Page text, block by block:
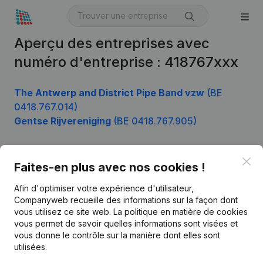
Aperçu des entreprises avec
numéro d'entreprise : 418767xxx
The Antwerp and District Pipe Band vzw (BE
0418.767.014)
Gentse Rijvereniging (BE 0418.767.905)
Faites-en plus avec nos cookies !
Afin d'optimiser votre expérience d'utilisateur,
Companyweb recueille des informations sur la façon dont
vous utilisez ce site web. La politique en matière de cookies
vous permet de savoir quelles informations sont visées et
vous donne le contrôle sur la manière dont elles sont
utilisées.
Français
Kantorenpark Everest
Produit
Informations d’entreprise
Monitoring
Recherche internationale